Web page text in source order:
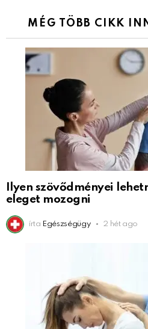
MÉG TÖBB CIKK
Ilyen szövődményei
eleget mozogni
írta Egészségügy 2 hét ago